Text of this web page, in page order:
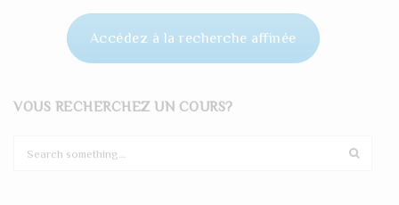
Accédez à la recherche affinée
VOUS RECHERCHEZ UN COURS?